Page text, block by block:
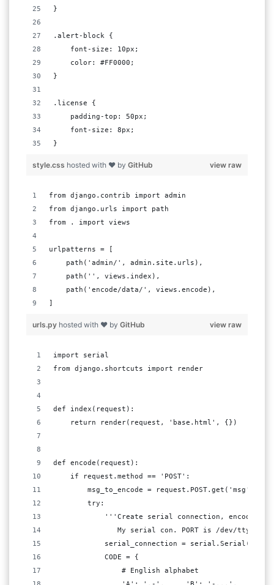
}
.alert-block {
    font-size: 10px;
    color: #FF0000;
}
.license {
    padding-top: 50px;
    font-size: 8px;
}
view raw
style.css hosted with ❤ by GitHub
from django.contrib import admin
from django.urls import path
from . import views
urlpatterns = [
    path('admin/', admin.site.urls),
    path('', views.index),
    path('encode/data/', views.encode),
]
view raw
urls.py hosted with ❤ by GitHub
import serial
from django.shortcuts import render
def index(request):
    return render(request, 'base.html', {})
def encode(request):
    if request.method == 'POST':
        msg_to_encode = request.POST.get('msg', '')
        try:
'''Create serial connection, encode
My serial con. PORT is /dev/
serial_connection = serial.Serial('/
            CODE = {
                # English alphabet